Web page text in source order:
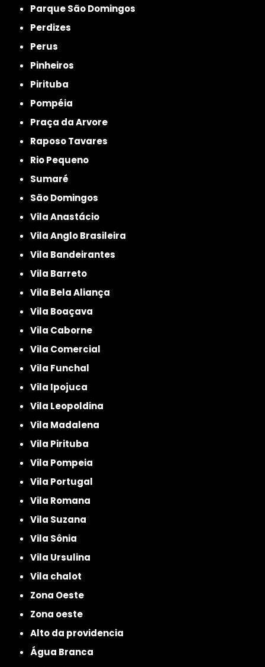
Parque São Domingos
Perdizes
Perus
Pinheiros
Pirituba
Pompéia
Praça da Arvore
Raposo Tavares
Rio Pequeno
Sumaré
São Domingos
Vila Anastácio
Vila Anglo Brasileira
Vila Bandeirantes
Vila Barreto
Vila Bela Aliança
Vila Boaçava
Vila Caborne
Vila Comercial
Vila Funchal
Vila Ipojuca
Vila Leopoldina
Vila Madalena
Vila Pirituba
Vila Pompeia
Vila Portugal
Vila Romana
Vila Suzana
Vila Sônia
Vila Ursulina
Vila chalot
Zona Oeste
Zona oeste
alto da providencia
Água Branca